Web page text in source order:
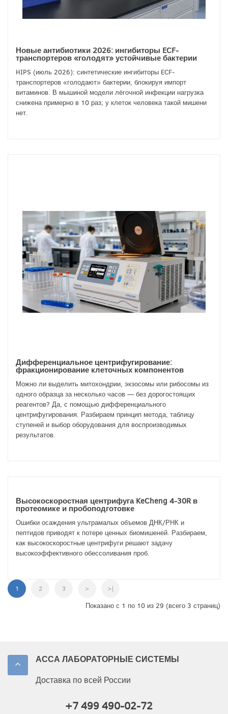
Новые антибиотики 2026: ингибиторы ECF-
транспортеров «голодят» устойчивые бактерии
HIPS (июль 2026): синтетические ингибиторы ECF-
транспортеров «голодают» бактерии, блокируя импорт
витаминов. В мышиной модели лёгочной инфекции нагрузка
снижена примерно в 10 раз; у клеток человека такой мишени
нет.
Дифференциальное центрифугирование:
фракционирование клеточных компонентов
Можно ли выделить митохондрии, экзосомы или рибосомы из
одного образца за несколько часов — без дорогостоящих
реагентов? Да, с помощью дифференциального
центрифугирования. Разбираем принцип метода, таблицу
ступеней и выбор оборудования для воспроизводимых
результатов.
Высокоскоростная центрифуга KeCheng 4-30R в
протеомике и пробоподготовке
Ошибки осаждения ультрамалых объемов ДНК/РНК и
пептидов приводят к потере ценных биомишеней. Разбираем,
как высокоскоростные центрифуги решают задачу
высокоэффективного обессоливания проб.
1 2 3 > >|
Показано с 1 по 10 из 29 (всего 3 страниц)
АССА ЛАБОРАТОРНЫЕ СИСТЕМЫ
Доставка по всей России
+7 499 490-02-72